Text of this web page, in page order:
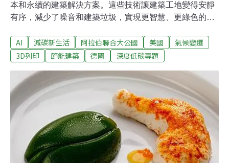
本和永續的建築解決方案。這些技術讓建築工地變得安靜
有序，減少了噪音和建築垃圾，實現更智慧、更綠色的居
地不再有滿滿的工人、塵土飛揚和轟隆聲，取而代之的是
幾台默默工作的巨型3D列印機器人，一片寂靜、井然有
手改變我們建造和居住的方式。3D列印：重塑住宅建築的
未來據《彭博》報導，2022年底，位於美國德州奧斯汀的
新創企業Icon，開始使用巨型3D列印機器人來建造整個郊
區住宅區。這些機器人能夠列印堅固耐用、高效節能的住
宅，跟傳統建築工法相比，建造時間和成本均可大幅降
低。Icon旗下的Vulcan 3D列印機器人是這場革命的核心技
術，短短三週內就能完成一棟房屋的牆體建設。美國萊納
AI 減碳新生活 阿拉伯聯合大公國 美國
氣候變遷
3D列印
節能建築 德國 深度低碳專題